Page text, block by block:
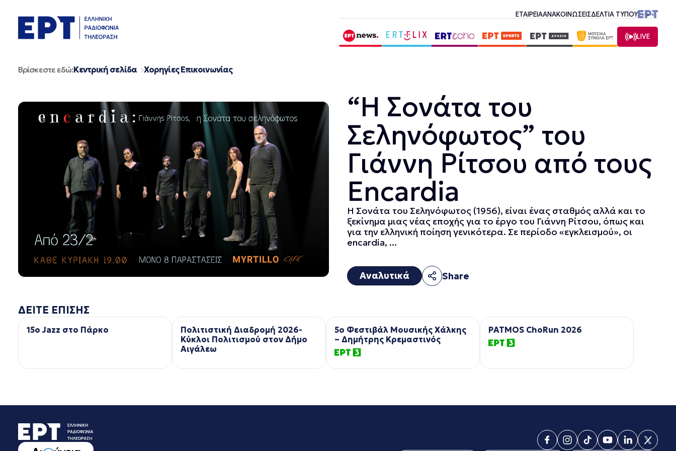
περιεχόμενο
ΕΤΑΙΡΕΙΑΑΝΑΚΟΙΝΩΣΕΙΣΔΕΛΤΙΑ ΤΥΠΟΥ
LIVE
Βρίσκεστε εδώ:Κεντρική σελίδα Χορηγίες Επικοινωνίας
“Η Σονάτα του
Σεληνόφωτος” του
Γιάννη Ρίτσου από τους
Encardia
Η Σονάτα του Σεληνόφωτος (1956), είναι ένας σταθμός αλλά και το
ξεκίνημα μιας νέας εποχής για το έργο του Γιάννη Ρίτσου, όπως και
για την ελληνική ποίηση γενικότερα. Σε περίοδο «εγκλεισμού», οι
encardia, ...
Αναλυτικά Share
ΔΕΙΤΕ ΕΠΙΣΗΣ
15ο Jazz στο Πάρκο
Πολιτιστική Διαδρομή 2026-
Κύκλοι Πολιτισμού στον Δήμο
Αιγάλεω
5ο Φεστιβάλ Μουσικής Χάλκης
– Δημήτρης Κρεμαστινός
PATMOS ChoRun 2026